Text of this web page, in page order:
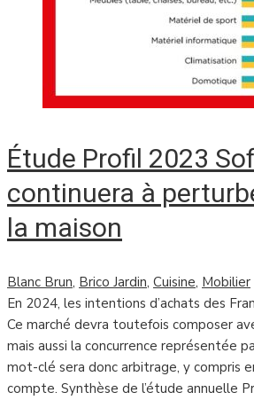
Étude Profil 2023
continuera à
la maison
Blanc Brun, Brico Jardin, Cuisine, Mobilier
En 2024, les intentions d’achats des
Ce marché devra toutefois composer
mais aussi la concurrence représentée
mot-clé sera donc arbitrage, y compris
compte. Synthèse de l’étude annuelle